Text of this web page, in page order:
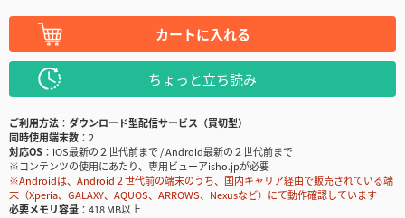
カートに入れる
ちょっと立ち読み
ご利用方法
ダウンロード型配信サービス（買切型）
同時使用端末数
2
対応OS
iOS最新の２世代前まで / Android最新の２世代前まで
※コンテンツの使用にあたり、専用ビューアisho.jpが必要
※Androidは、Android２世代前の端末のうち、国内キャリア経由で販売されている端
末（Xperia、GALAXY、AQUOS、ARROWS、Nexusなど）にて動作確認しています
必要メモリ容量
418 MB以上